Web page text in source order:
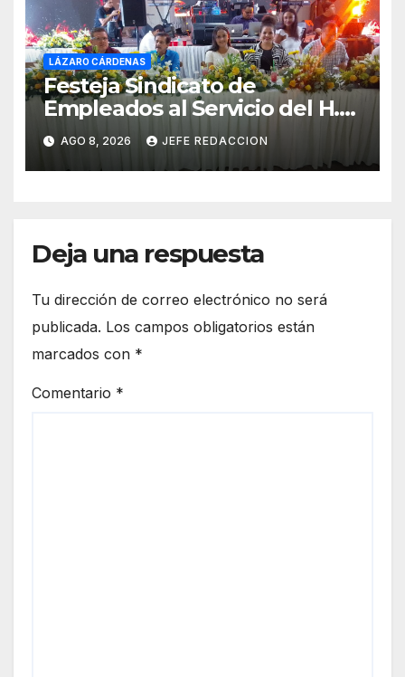
LÁZARO CÁRDENAS
Festeja Sindicato de
Empleados al Servicio del H.
Ayuntamiento de LZC Día del
Empleado Municipal
AGO 8, 2026 JEFE REDACCION
Deja una respuesta
Tu dirección de correo electrónico no será
publicada. Los campos obligatorios están
marcados con *
Comentario *